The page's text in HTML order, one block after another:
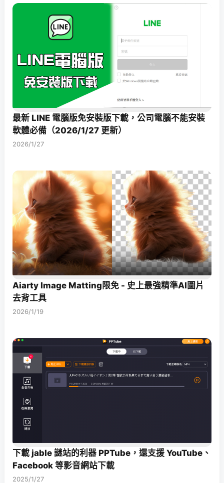
最新 LINE 電腦版免安裝版下載，公司電腦不能安裝
軟體必備（2026/1/27 更新）
2026/1/27
Aiarty Image Matting限免 - 史上最強精準AI圖片
去背工具
2026/1/19
下載 jable 謎站的利器 PPTube，還支援 YouTube、
Facebook 等影音網站下載
2025/1/27